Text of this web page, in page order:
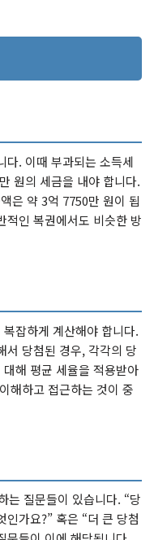
다. 이때 부과되는 소득세
원의 세금을 내야 합니다.
은 약 3억 7750만 원이 됩
적인 복권에서도 비슷한 방
잡하게 계산해야 합니다.
서 당첨된 경우, 각각의 당
해 평균 세율을 적용받아
해하고 접근하는 것이 중
는 질문들이 있습니다. “당
가요?” 혹은 “더 큰 당첨